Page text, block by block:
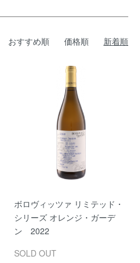
おすすめ順 価格順 新着順
ボロヴィッツァ リミテッド・
シリーズ オレンジ・ガーデ
ン 2022
SOLD OUT